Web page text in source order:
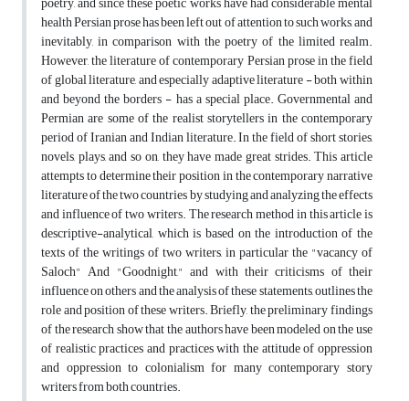
health Persian prose has been left out of attention to such works, and
inevitably, in comparison with the poetry of the limited realm.
However, the literature of contemporary Persian prose in the field
of global literature, and especially adaptive literature - both within
and beyond the borders - has a special place. Governmental and
Permian are some of the realist storytellers in the contemporary
period of Iranian and Indian literature. In the field of short stories,
novels, plays, and so on, they have made great strides. This article
attempts to determine their position in the contemporary narrative
literature of the two countries by studying and analyzing the effects
and influence of two writers. The research method in this article is
descriptive-analytical, which is based on the introduction of the
texts of the writings of two writers, in particular the "vacancy of
Saloch" And "Goodnight," and with their criticisms of their
influence on others and the analysis of these statements, outlines the
role and position of these writers. Briefly, the preliminary findings
of the research show that the authors have been modeled on the use
of realistic practices and practices with the attitude of oppression
and oppression to colonialism for many contemporary story
writers from both countries.